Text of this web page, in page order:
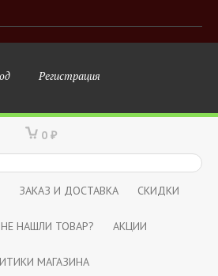
Регистрация
0 ₽
ЗАКАЗ И ДОСТАВКА СКИДКИ
НЕ НАШЛИ ТОВАР? АКЦИИ
МАГАЗИНА